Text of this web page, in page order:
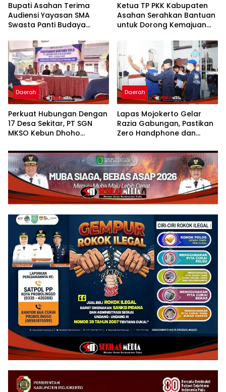
Bupati Asahan Terima
Audiensi Yayasan SMA
Swasta Panti Budaya
Grace Natalie Sagala
Ketua TP PKK Kabupaten
Asahan Serahkan Bantuan
untuk Dorong Kemajuan
Sentang
Daerah
Perkuat Hubungan Dengan
17 Desa Sekitar, PT SGN
MKSO Kebun Dhoho
Gula
Daerah
Lapas Mojokerto Gelar
Razia Gabungan, Pastikan
Zero Handphone dan